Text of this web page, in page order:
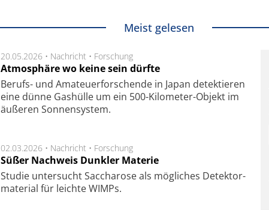
Meist gelesen
20.05.2026 • Nachricht • Forschung
Atmosphäre wo keine sein dürfte
Berufs- und Ama­teuer­for­schen­de in Japan de­tek­tie­ren
eine dün­ne Gas­hül­le um ein 500-Kilo­meter-Objekt im
äu­ße­ren Son­nen­sys­tem.
02.03.2026 • Nachricht • Forschung
Süßer Nachweis Dunkler Materie
Studie unter­sucht Saccha­ro­se als mög­li­ches De­tek­tor­
ma­te­rial für leich­te WIMPs.